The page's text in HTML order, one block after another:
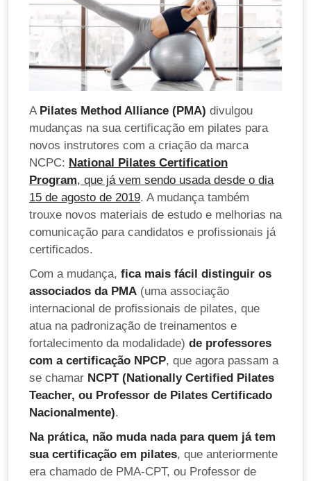
A Pilates Method Alliance (PMA) divulgou
mudanças na sua certificação em pilates para
novos instrutores com a criação da marca
NCPC: National Pilates Certification
Program, que já vem sendo usada desde o dia
15 de agosto de 2019. A mudança também
trouxe novos materiais de estudo e melhorias na
comunicação para candidatos e profissionais já
certificados.
Com a mudança, fica mais fácil distinguir os
associados da PMA (uma associação
internacional de profissionais de pilates, que
atua na padronização de treinamentos e
fortalecimento da modalidade) de professores
com a certificação NPCP, que agora passam a
se chamar NCPT (Nationally Certified Pilates
Teacher, ou Professor de Pilates Certificado
Nacionalmente).
Na prática, não muda nada para quem já tem
sua certificação em pilates, que anteriormente
era chamado de PMA-CPT, ou Professor de